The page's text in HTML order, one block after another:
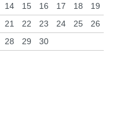
14 15 16 17 18
19
21 22 23 24 25
26
28 29 30